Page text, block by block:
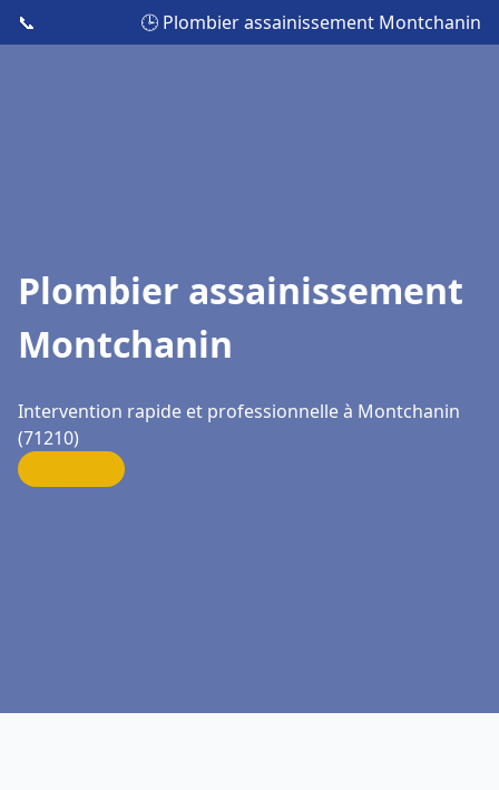
📞 🕒 Plombier assainissement Montchanin
Plombier assainissement
Montchanin
Intervention rapide et professionnelle à Montchanin
(71210)